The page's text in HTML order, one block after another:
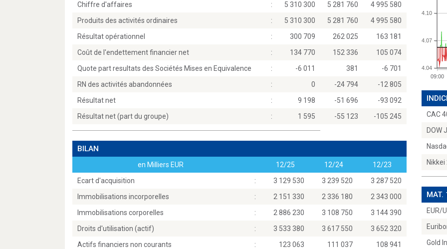
Chiffre d'affaires
: 5 310 300 5 281 760
4 995 580
Produits des activités ordinaires
: 5 310 300 5 281 760
4 995 580
Résultat opérationnel
: 300 709 262 025
163 181
Coût de l'endettement financier net
: 134 770 152 336
105 074
Quote part resultats des Sociétés Mises en Equivalence
: -6 011 381
-6 701
RN des activités abandonnées
: 0 -24 794
-12 805
Résultat net
: 9 198 -51 696
-93 092
Résultat net (part du groupe)
: 1 595 -55 123 -105 245
BILAN
en Milliers EUR 12/25 12/24
12/23
Ecart d'acquisition
: 3 129 530 3 239 520
3 287 520
Immobilisations incorporelles
: 2 151 330 2 336 180
2 343 000
Immobilisations corporelles
: 2 886 230 3 108 750
3 144 390
Droits d'utilisation (actif)
: 3 533 380 3 617 550
3 652 320
Actifs financiers non courants
: 123 063 111 037
108 941
09:00
4.04
4.07
4.10
CAC
DOW
Nikkei
MAT.
EUR/
Gold